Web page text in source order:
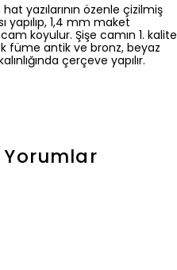
yazılarının özenle çizilmiş
yapılıp, 1,4 mm maket
koyulur. Şişe camın 1. kalite
füme antik ve bronz, beyaz
çerçeve yapılır.
Yorumlar